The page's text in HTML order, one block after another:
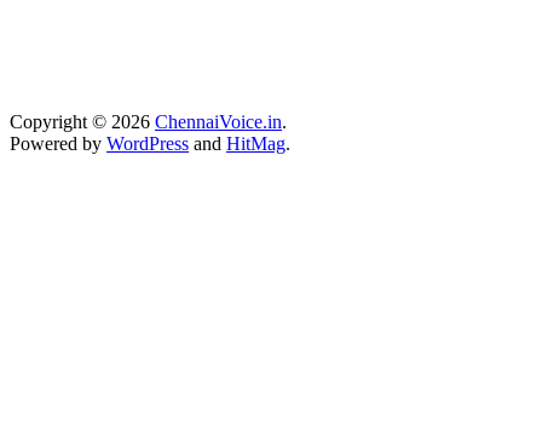
Copyright © 2026 ChennaiVoice.in.
Powered by WordPress and HitMag.